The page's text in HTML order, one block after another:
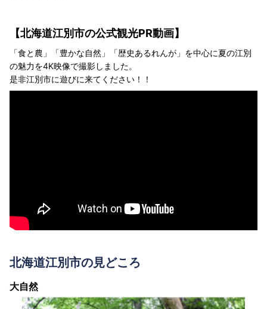
【北海道江別市の公式観光PR動画】
「食と農」「豊かな自然」「歴史あるれんが」を中心に夏の江別
の魅力を4K映像で撮影しました。
是非江別市に遊びに来てください！！
北海道江別市の見どころ
大自然